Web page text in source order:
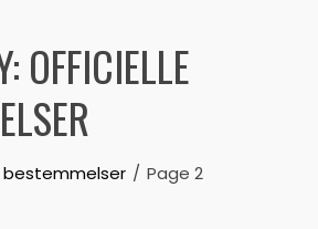
OFFICIELLE
bestemmelser Page 2